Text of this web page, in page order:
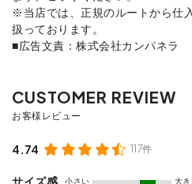
※当店では、正規のルートから仕
扱っております。
■広告文責：株式会社カンパネラ
4.74 117件
小さい 大